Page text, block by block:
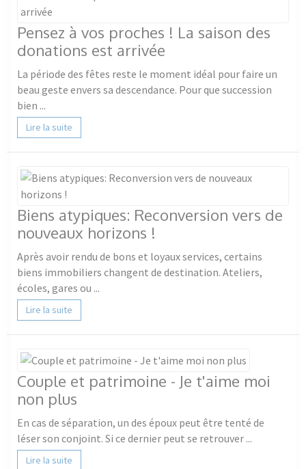
Pensez à vos proches ! La saison des
donations est arrivée
La période des fêtes reste le moment idéal pour faire un
beau geste envers sa descendance. Pour que succession
bien ...
Lire la suite
Biens atypiques: Reconversion vers de
nouveaux horizons !
Après avoir rendu de bons et loyaux services, certains
biens immobiliers changent de destination. Ateliers,
écoles, gares ou ...
Lire la suite
Couple et patrimoine - Je t'aime moi
non plus
En cas de séparation, un des époux peut être tenté de
léser son conjoint. Si ce dernier peut se retrouver ...
Lire la suite